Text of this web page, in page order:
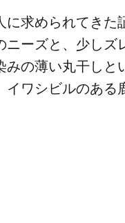
求められてきた
ーズと、​少し​ズ
の​薄い​丸干しと​
ワシビルの​ある​